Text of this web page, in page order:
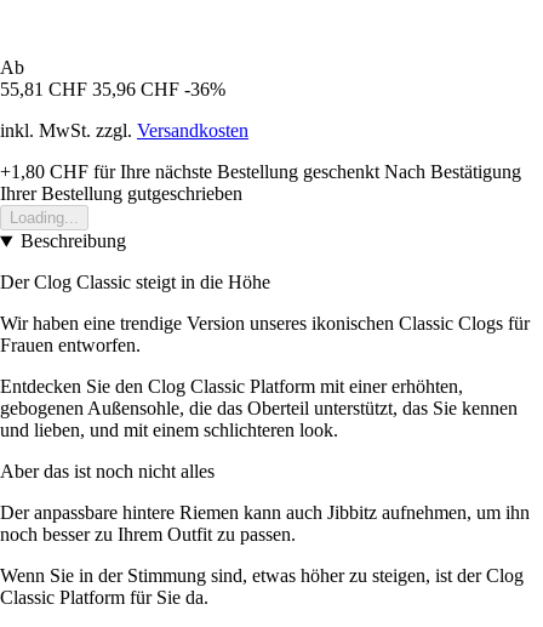
Ab
55,81 CHF 35,96 CHF -36%
inkl. MwSt. zzgl. Versandkosten
+1,80 CHF für Ihre nächste Bestellung geschenkt Nach Bestätigung
Ihrer Bestellung gutgeschrieben
Loading...
Beschreibung
Der Clog Classic steigt in die Höhe
Wir haben eine trendige Version unseres ikonischen Classic Clogs für
Frauen entworfen.
Entdecken Sie den Clog Classic Platform mit einer erhöhten,
gebogenen Außensohle, die das Oberteil unterstützt, das Sie kennen
und lieben, und mit einem schlichteren look.
Aber das ist noch nicht alles
Der anpassbare hintere Riemen kann auch Jibbitz aufnehmen, um ihn
noch besser zu Ihrem Outfit zu passen.
Wenn Sie in der Stimmung sind, etwas höher zu steigen, ist der Clog
Classic Platform für Sie da.